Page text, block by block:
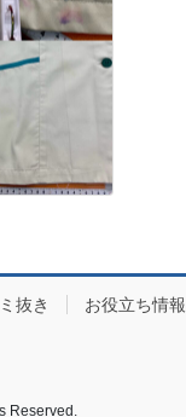
抜き お役立ち情報
Reserved.